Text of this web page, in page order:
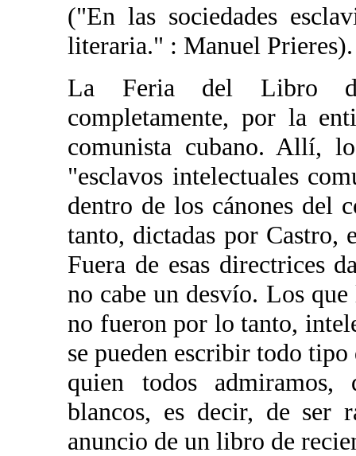
("En las sociedades
literaria." : Manuel Prieres).
La Feria del Libro de
completamente, por la
comunista cubano. Allí,
"esclavos intelectuales
dentro de los cánones del
tanto, dictadas por Castro,
Fuera de esas directrices
no cabe un desvío. Los
no fueron por lo tanto,
se pueden escribir todo
quien todos admiramos,
blancos, es decir, de ser
anuncio de un libro de